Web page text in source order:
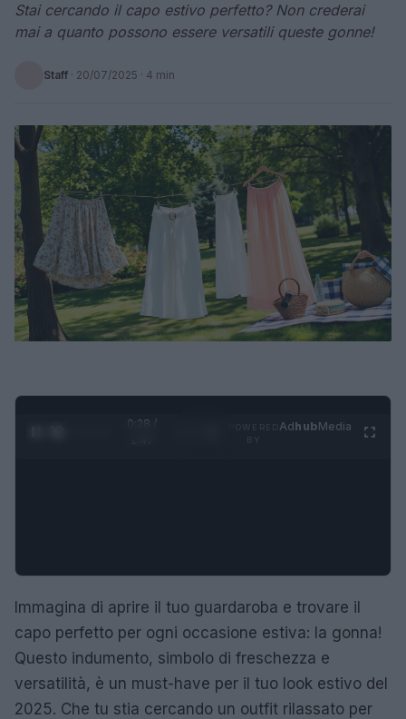
Stai cercando il capo estivo perfetto? Non crederai
mai a quanto possono essere versatili queste gonne!
Staff · 20/07/2025 · 4 min
0:29 /
AdhubMedia
Immagina di aprire il tuo guardaroba e trovare il
capo perfetto per ogni occasione estiva: la gonna!
Questo indumento, simbolo di freschezza e
versatilità, è un must-have per il tuo look estivo del
2025. Che tu stia cercando un outfit rilassato per